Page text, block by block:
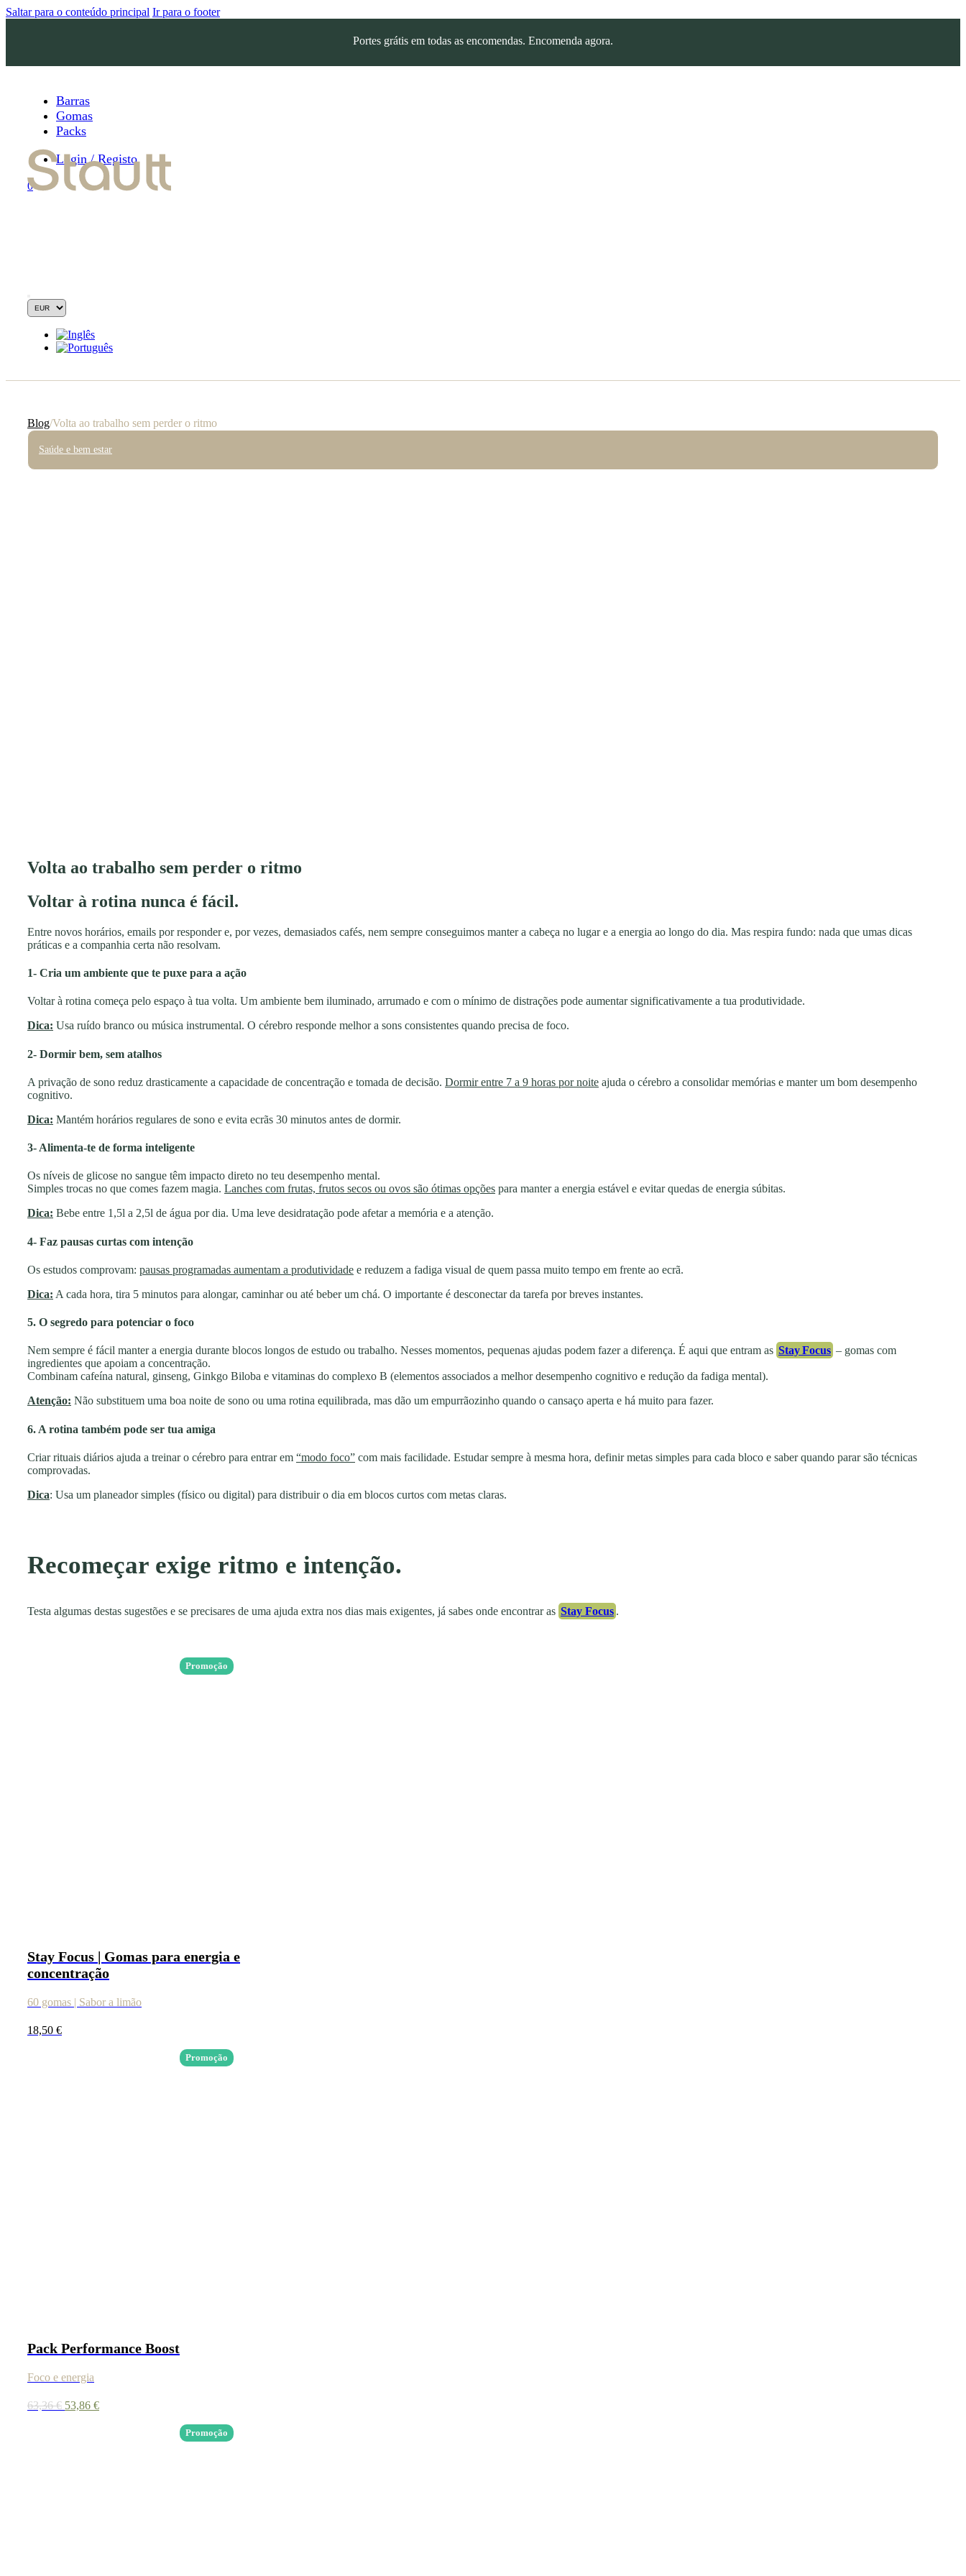
Saltar para o conteúdo principal Ir para o footer
Portes grátis em todas as encomendas. Encomenda agora.
Barras
Gomas
Packs
Login / Registo
0
Blog/Volta ao trabalho sem perder o ritmo
Saúde e bem estar
Volta ao trabalho sem perder o ritmo
Voltar à rotina nunca é fácil.
Entre novos horários, emails por responder e, por vezes, demasiados cafés, nem sempre conseguimos manter a cabeça no lugar e a energia ao longo do dia. Mas respira fundo: nada que umas dicas
práticas e a companhia certa não resolvam.
1- Cria um ambiente que te puxe para a ação
Voltar à rotina começa pelo espaço à tua volta. Um ambiente bem iluminado, arrumado e com o mínimo de distrações pode aumentar significativamente a tua produtividade.
Dica: Usa ruído branco ou música instrumental. O cérebro responde melhor a sons consistentes quando precisa de foco.
2- Dormir bem, sem atalhos
A privação de sono reduz drasticamente a capacidade de concentração e tomada de decisão. Dormir entre 7 a 9 horas por noite ajuda o cérebro a consolidar memórias e manter um bom desempenho
cognitivo.
Dica: Mantém horários regulares de sono e evita ecrãs 30 minutos antes de dormir.
3- Alimenta-te de forma inteligente
Os níveis de glicose no sangue têm impacto direto no teu desempenho mental.
Simples trocas no que comes fazem magia. Lanches com frutas, frutos secos ou ovos são ótimas opções para manter a energia estável e evitar quedas de energia súbitas.
Dica: Bebe entre 1,5l a 2,5l de água por dia. Uma leve desidratação pode afetar a memória e a atenção.
4- Faz pausas curtas com intenção
Os estudos comprovam: pausas programadas aumentam a produtividade e reduzem a fadiga visual de quem passa muito tempo em frente ao ecrã.
Dica: A cada hora, tira 5 minutos para alongar, caminhar ou até beber um chá. O importante é desconectar da tarefa por breves instantes.
5. O segredo para potenciar o foco
Nem sempre é fácil manter a energia durante blocos longos de estudo ou trabalho. Nesses momentos, pequenas ajudas podem fazer a diferença. É aqui que entram as Stay Focus – gomas com
ingredientes que apoiam a concentração.
Combinam cafeína natural, ginseng, Ginkgo Biloba e vitaminas do complexo B (elementos associados a melhor desempenho cognitivo e redução da fadiga mental).
Atenção: Não substituem uma boa noite de sono ou uma rotina equilibrada, mas dão um empurrãozinho quando o cansaço aperta e há muito para fazer.
6. A rotina também pode ser tua amiga
Criar rituais diários ajuda a treinar o cérebro para entrar em “modo foco” com mais facilidade. Estudar sempre à mesma hora, definir metas simples para cada bloco e saber quando parar são técnicas
comprovadas.
Dica: Usa um planeador simples (físico ou digital) para distribuir o dia em blocos curtos com metas claras.
Recomeçar exige ritmo e intenção.
Testa algumas destas sugestões e se precisares de uma ajuda extra nos dias mais exigentes, já sabes onde encontrar as Stay Focus .
Promoção
Stay Focus | Gomas para energia e
concentração
60 gomas | Sabor a limão
18,50 €
Promoção
Pack Performance Boost
Foco e energia
63,36€ O
53,86 €O
Promoção